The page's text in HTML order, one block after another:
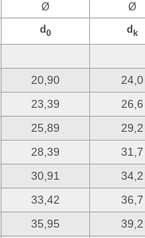
Ø
Ø
d0 dk
20,90 24,0
23,39 26,6
25,89 29,2
28,39 31,7
30,91 34,2
33,42 36,7
35,95 39,2